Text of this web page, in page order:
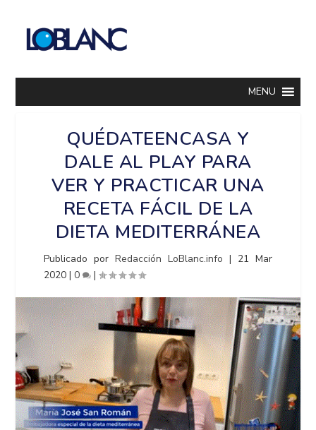
MENU
QUÉDATEENCASA Y
DALE AL PLAY PARA
VER Y PRACTICAR UNA
RECETA FÁCIL DE LA
DIETA MEDITERRÁNEA
Publicado porRedacción LoBlanc.info | 21 Mar
2020 |0 |